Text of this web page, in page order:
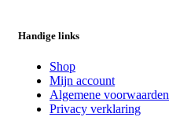
Handige links
Shop
Mijn account
Algemene voorwaarden
Privacy verklaring